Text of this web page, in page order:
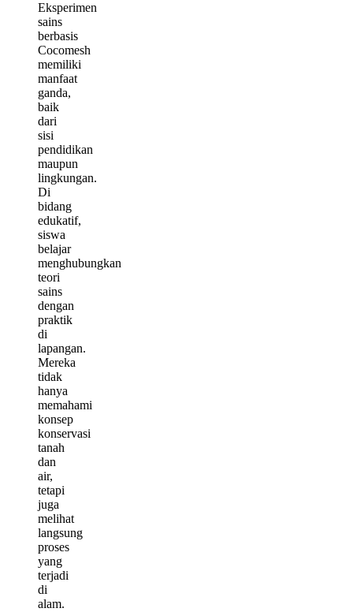
Eksperimen
sains
berbasis
Cocomesh
memiliki
manfaat
ganda,
baik
dari
sisi
pendidikan
maupun
lingkungan.
Di
bidang
edukatif,
siswa
belajar
menghubungkan
teori
sains
dengan
praktik
di
lapangan.
Mereka
tidak
hanya
memahami
konsep
konservasi
tanah
dan
air,
tetapi
juga
melihat
langsung
proses
yang
terjadi
di
alam.